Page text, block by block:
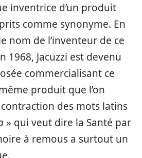
inventrice d’un produit
comme synonyme. En
nom de l’inventeur de ce
1968, Jacuzzi est devenu
commercialisant ce
produit que l’on
des mots latins
» qui veut dire la Santé par
à remous a surtout un